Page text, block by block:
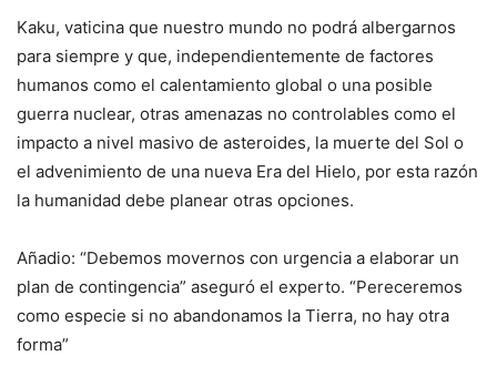
Kaku, vaticina que nuestro mundo no podrá albergarnos
para siempre y que, independientemente de factores
humanos como el calentamiento global o una posible
guerra nuclear, otras amenazas no controlables como el
impacto a nivel masivo de asteroides, la muerte del Sol o
el advenimiento de una nueva Era del Hielo, por esta razón
la humanidad debe planear otras opciones.
Añadio: “Debemos movernos con urgencia a elaborar un
plan de contingencia” aseguró el experto. “Pereceremos
como especie si no abandonamos la Tierra, no hay otra
forma”